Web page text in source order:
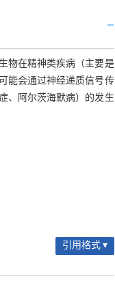
物在精神类疾病（主要是
能会通过神经递质信号传
、阿尔茨海默病）的发生
引用格式 ▾